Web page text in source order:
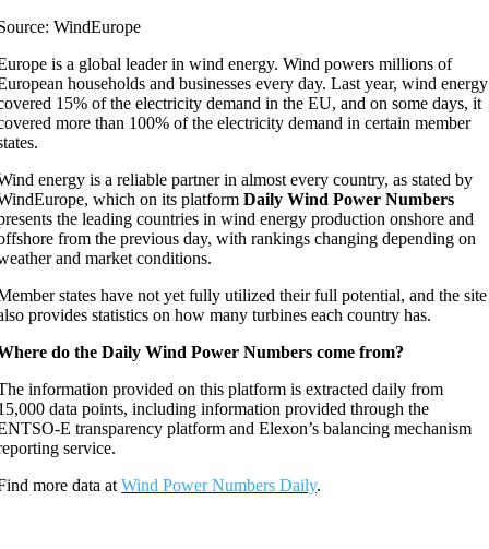
WindEurope
is a global leader in wind energy. Wind powers millions of
households and businesses every day. Last year, wind energy
15% of the electricity demand in the EU, and on some days, it
more than 100% of the electricity demand in certain member
energy is a reliable partner in almost every country, as stated by
which on its platform Daily Wind Power Numbers
the leading countries in wind energy production onshore and
from the previous day, with rankings changing depending on
and market conditions.
states have not yet fully utilized their full potential, and the site
provides statistics on how many turbines each country has.
do the Daily Wind Power Numbers come from?
information provided on this platform is extracted daily from
data points, including information provided through the
E transparency platform and Elexon’s balancing mechanism
service.
more data atWind Power Numbers Daily.